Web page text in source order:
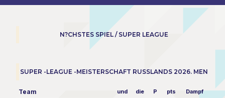
N?CHSTES SPIEL / SUPER LEAGUE
SUPER -LEAGUE -MEISTERSCHAFT RUSSLANDS 2026. MEN
Team und die P pts Dampf